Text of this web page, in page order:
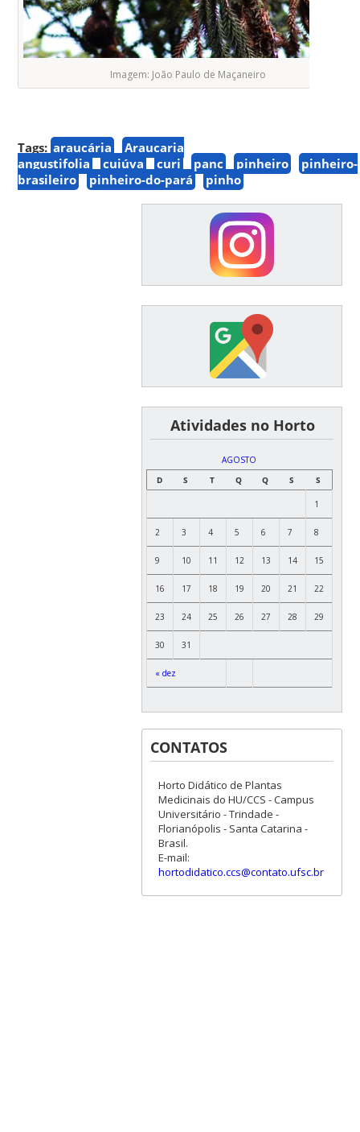
Imagem: João Paulo de Maçaneiro
Tags: araucária
Araucaria
angustifolia
cuiúva curi panc pinheiro
pinheiro-
brasileiro
pinheiro-do-pará pinho
͏ ͏ ͏ ͏ ͏ ͏Atividades no Horto
AGOSTO
D
S T Q Q S S
« dez
1
2 3 4 5 6 7 8
9 10 11 12 13 14 15
16 17 18 19 20 21 22
23 24 25 26 27 28 29
30 31
CONTATOS
Horto Didático de Plantas
Medicinais do HU/CCS - Campus
Universitário - Trindade -
Florianópolis - Santa Catarina -
Brasil.
E-mail:
hortodidatico.ccs@contato.ufsc.br